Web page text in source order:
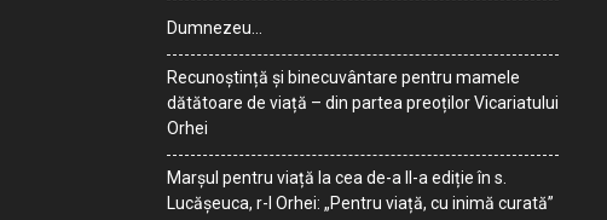
Dumnezeu…
Recunoștință și binecuvântare pentru mamele
dătătoare de viață – din partea preoților Vicariatului
Orhei
Marșul pentru viață la cea de-a II-a ediție în s.
Lucășeuca, r-l Orhei: „Pentru viață, cu inimă curată”